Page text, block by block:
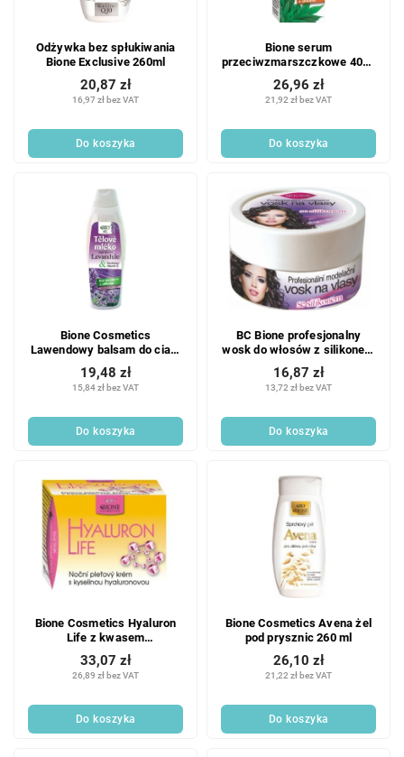
Odżywka bez spłukiwania
Bione Exclusive 260ml
16,97 zł bez VAT
20,87 zł
Do koszyka
Bione serum
przeciwzmarszczkowe 40ml
Cannabis
21,92 zł bez VAT
26,96 zł
Do koszyka
Bione Cosmetics
Lawendowy balsam do ciała
500 ml
15,84 zł bez VAT
19,48 zł
Do koszyka
BC Bione profesjonalny
wosk do włosów z silikonem
150 ml
13,72 zł bez VAT
16,87 zł
Do koszyka
Bione Cosmetics Hyaluron
Life z kwasem
hialuronowym krem na noc
51 ml
26,89 zł bez VAT
33,07 zł
Do koszyka
Bione Cosmetics Avena żel
pod prysznic 260 ml
21,22 zł bez VAT
26,10 zł
Do koszyka